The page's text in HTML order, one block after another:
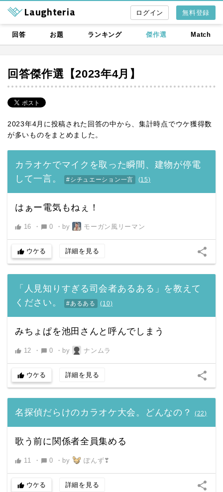
Laughteria 無料登録
回答 お題 ランキング 傑作選 Match
回答傑作選【2023年4月】
2023年4月に投稿された回答の中から、集計時点でウケ獲得数
が多いものをまとめました。
カラオケでマイクを取った瞬間、建物が停電
して一言。 #シチュエーション一言 (15)
はぁー電気もねぇ！
thumb_up 16 ・ chat_bubble 0 ・ by モーガン風リーマン
thumb_up ウケる 詳細を見る share
「人見知りすぎる司会者あるある」を教えて
ください。 #あるある (10)
みちょぱを池田さんと呼んでしまう
thumb_up 12 ・ chat_bubble 0 ・ by ナンムラ
thumb_up ウケる 詳細を見る share
名探偵だらけのカラオケ大会。どんなの？ (22)
歌う前に関係者全員集める
thumb_up 11 ・ chat_bubble 0 ・ by ぽんず❣
thumb_up ウケる 詳細を見る share